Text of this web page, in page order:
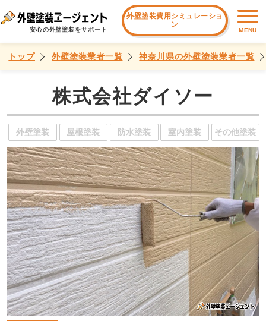
安心の外壁塗装をサポート
外壁塗装費用シミュレーショ
ン
MENU
トップ 外壁塗装業者一覧 神奈川県の外壁塗装業者一覧
株式会社ダイソー
外壁塗装 屋根塗装 防水塗装 室内塗装 その他塗装